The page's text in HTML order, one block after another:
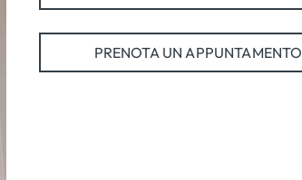
PRENOTA UN APPUNTAMENTO